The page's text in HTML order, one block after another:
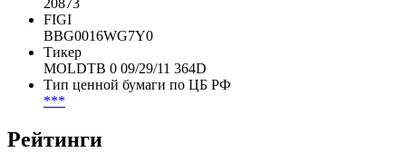
FIGI
BBG0016WG7Y0
Тикер
MOLDTB 0 09/29/11 364D
Тип ценной бумаги по ЦБ РФ
***
Рейтинги